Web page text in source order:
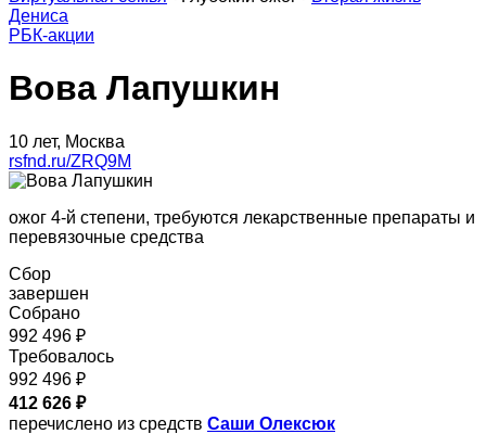
Дениса
РБК-акции
Вова Лапушкин
10 лет, Москва
rsfnd.ru/ZRQ9M
ожог 4-й степени, требуются лекарственные препараты и
перевязочные средства
Сбор
завершен
Собрано
992 496 ₽
Требовалось
992 496 ₽
412 626 ₽
перечислено из средств Саши Олексюк